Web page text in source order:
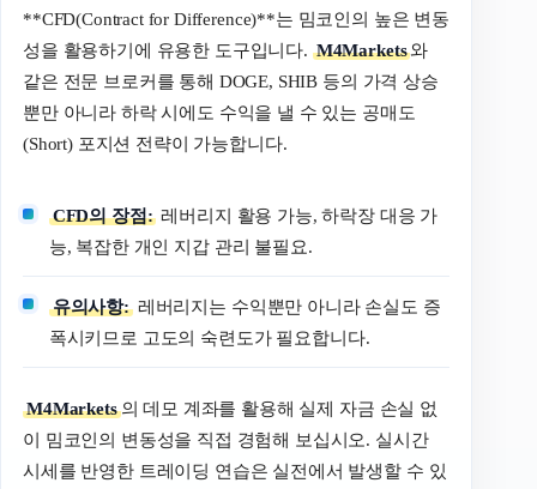
**CFD(Contract for Difference)**는 밈코인의 높은 변동
성을 활용하기에 유용한 도구입니다. M4Markets와
같은 전문 브로커를 통해 DOGE, SHIB 등의 가격 상승
뿐만 아니라 하락 시에도 수익을 낼 수 있는 공매도
(Short) 포지션 전략이 가능합니다.
CFD의 장점: 레버리지 활용 가능, 하락장 대응 가
능, 복잡한 개인 지갑 관리 불필요.
유의사항:레버리지는 수익뿐만 아니라 손실도 증
폭시키므로 고도의 숙련도가 필요합니다.
M4Markets의 데모 계좌를 활용해 실제 자금 손실 없
이 밈코인의 변동성을 직접 경험해 보십시오. 실시간
시세를 반영한 트레이딩 연습은 실전에서 발생할 수 있